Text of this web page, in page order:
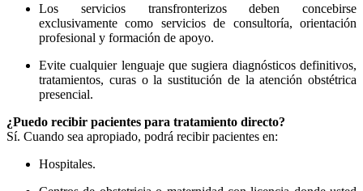
Los servicios transfronterizos deben concebirse
exclusivamente como servicios de consultoría, orientación
profesional y formación de apoyo.
Evite cualquier lenguaje que sugiera diagnósticos definitivos,
tratamientos, curas o la sustitución de la atención obstétrica
presencial.
¿Puedo recibir pacientes para tratamiento directo?
Sí. Cuando sea apropiado, podrá recibir pacientes en:
Hospitales.